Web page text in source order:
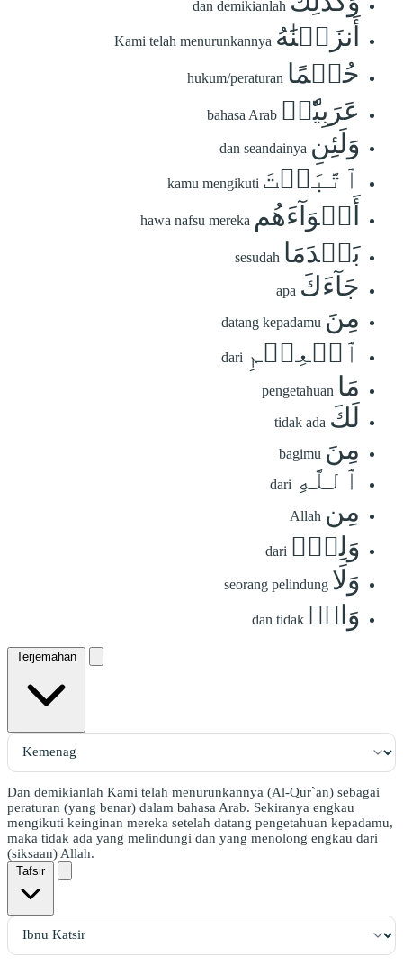
dan demikianlah
أَنزَلۡنَٰهُ Kami telah menurunkannya
حُكۡمًا hukum/peraturan
عَرَبِيّٗاۚ bahasa Arab
وَلَئِنِ dan seandainya
ٱتَّبَعۡتَ kamu mengikuti
أَهۡوَآءَهُم hawa nafsu mereka
بَعۡدَمَا sesudah
جَآءَكَ apa
مِنَ datang kepadamu
ٱلۡعِلۡمِ dari
مَا pengetahuan
لَكَ tidak ada
مِنَ bagimu
ٱللَّهِ dari
مِن Allah
وَلِيّٖ dari
وَلَا seorang pelindung
وَاقٖ dan tidak
Terjemahan
Dan demikianlah Kami telah menurunkannya (Al-Qur`an) sebagai
peraturan (yang benar) dalam bahasa Arab. Sekiranya engkau
mengikuti keinginan mereka setelah datang pengetahuan kepadamu,
maka tidak ada yang melindungi dan yang menolong engkau dari
(siksaan) Allah.
Tafsir